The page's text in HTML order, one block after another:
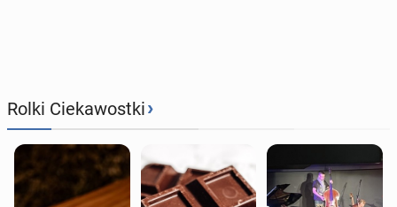
Rolki Ciekawostki›